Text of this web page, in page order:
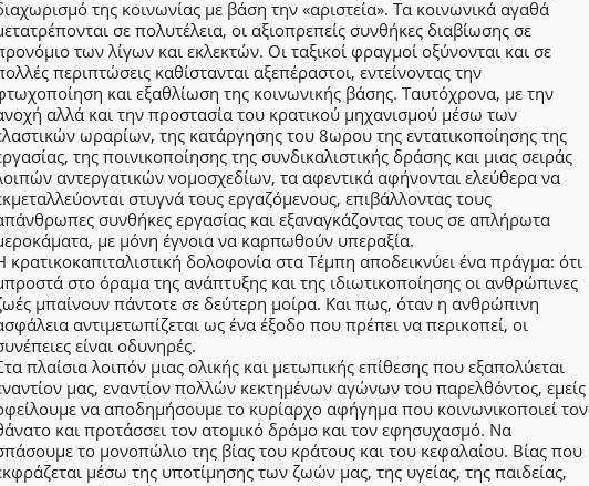
της κοινωνίας με βάση την «αριστεία». Τα κοινωνικά αγαθά
σε πολυτέλεια, οι αξιοπρεπείς συνθήκες διαβίωσης σε
των λίγων και εκλεκτών. Οι ταξικοί φραγμοί οξύνονται και σε
περιπτώσεις καθίστανται αξεπέραστοι, εντείνοντας την
και εξαθλίωση της κοινωνικής βάσης. Ταυτόχρονα, με την
αλλά και την προστασία του κρατικού μηχανισμού μέσω των
ωραρίων, της κατάργησης του 8ωρου της εντατικοποίησης της
της ποινικοποίησης της συνδικαλιστικής δράσης και μιας σειράς
αντεργατικών νομοσχεδίων, τα αφεντικά αφήνονται ελεύθερα να
στυγνά τους εργαζόμενους, επιβάλλοντας τους
συνθήκες εργασίας και εξαναγκάζοντας τους σε απλήρωτα
με μόνη έγνοια να καρπωθούν υπεραξία.
κρατικοκαπιταλιστική δολοφονία στα Τέμπη αποδεικνύει ένα πράγμα: ότι
στο όραμα της ανάπτυξης και της ιδιωτικοποίησης οι ανθρώπινες
μπαίνουν πάντοτε σε δεύτερη μοίρα. Και πως, όταν η ανθρώπινη
αντιμετωπίζεται ως ένα έξοδο που πρέπει να περικοπεί, οι
είναι οδυνηρές.
πλαίσια λοιπόν μιας ολικής και μετωπικής επίθεσης που εξαπολύεται
μας, εναντίον πολλών κεκτημένων αγώνων του παρελθόντος, εμείς
να αποδημήσουμε το κυρίαρχο αφήγημα που κοινωνικοποιεί τον
και προτάσσει τον ατομικό δρόμο και τον εφησυχασμό. Να
το μονοπώλιο της βίας του κράτους και του κεφαλαίου. Βίας που
μέσω της υποτίμησης των ζωών μας, της υγείας, της παιδείας,